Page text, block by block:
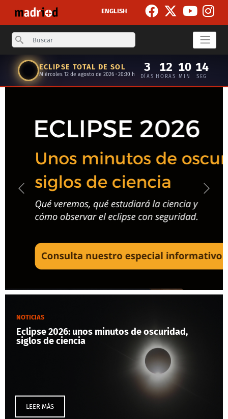
ENGLISH
Search
ECLIPSE TOTAL DE SOL
Miércoles 12 de agosto de 2026 · 20:30 h
3
DÍAS
12
HORAS
10
MIN
14
SEG
Anterior
NOTICIAS
Eclipse 2026: unos minutos de oscuridad,
siglos de ciencia
LEER MÁS